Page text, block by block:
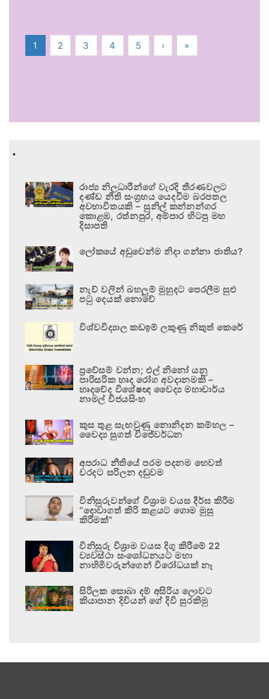
1 2 3 4 5 › »
.
රාජ්‍ය නිලධාරීන්ගේ වැරදි තීරණවලට
දණ්ඩ නීති සංග්‍රහය යෙදවීම බරපතල
අවභාවිතයකි – සුනිල් කන්නන්ගර
කොළඹ, රත්නපුර, අම්පාර හිටපු මහ
දිසාපති
ලෝකයේ අඩුවෙන්ම නිදා ගන්නා ජාතිය?
නැව් වලින් බහලුම් මුහුදට පෙරලීම සුළු
පටු දෙයක් නොවේ
විශ්වවිද්‍යාල කඩඉම් ලකුණු නිකුත් කෙරේ
ප්‍රවේසම් වන්න; එල් නිනෝ යනු
පාරිසරික හෘද රෝග අවදානමකි –
හෘදවේද විශේෂඥ වෛද්‍ය මහාචාර්ය
නාමල් විජයසිංහ
කුස තුළ සැඟවුණු නොනිදන කම්හල –
වෛද්‍ය සුගත් විජේවර්ධන
අපරාධ නීතියේ පරම පදනම හෙවත්
වරදට සරිලන දඬුවම
විනිසුරුවන්ගේ විශ්‍රාම වයස දීර්ඝ කිරීම
“දොවාගත් කිරි කළයට ගොම මුසු
කිරීමක්”
විනිසුරු විශ්‍රාම වයස දිගු කිරීමේ 22
ව්‍යවස්ථා සංශෝධනයට මහා
නාහිමිවරුන්ගෙන් විරෝධයක් නෑ
සිරිලක සොබා දම් අසිරිය ලොවට
කියාපාන දිවියන් ගේ දිවි සුරකිමු